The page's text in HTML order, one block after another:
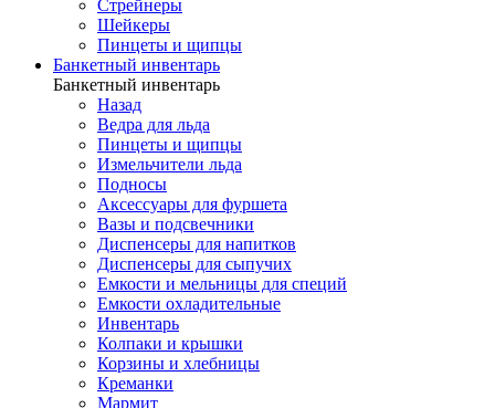
Стрейнеры
Шейкеры
Пинцеты и щипцы
Банкетный инвентарь
Банкетный инвентарь
Назад
Ведра для льда
Пинцеты и щипцы
Измельчители льда
Подносы
Аксессуары для фуршета
Вазы и подсвечники
Диспенсеры для напитков
Диспенсеры для сыпучих
Емкости и мельницы для специй
Емкости охладительные
Инвентарь
Колпаки и крышки
Корзины и хлебницы
Креманки
Мармит